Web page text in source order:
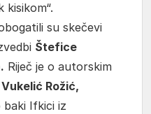
kisikom“.
su skečevi
Štefice
Riječ je o autorskim
Rožić,
baki Ifkici iz